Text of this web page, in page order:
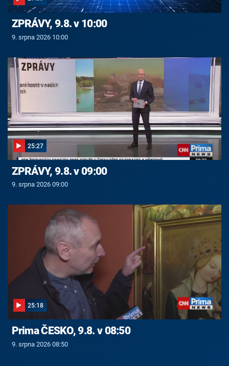
ZPRÁVY, 9.8. v 10:00
9. srpna 2026 10:00
25:27
ZPRÁVY, 9.8. v 09:00
9. srpna 2026 09:00
25:18
Prima ČESKO, 9.8. v 08:50
9. srpna 2026 08:50